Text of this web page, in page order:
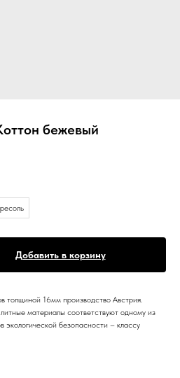
бежевый
Добавить в корзину
толщиной 16мм производство Австрия.
материалы соответствуют одному из
экологической безопасности – классу